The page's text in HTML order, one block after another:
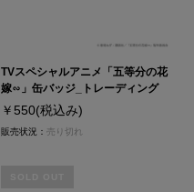
TVスペシャルアニメ「五等分の花
嫁∽」缶バッジ_トレーディング
￥550(税込み)
販売状況：売り切れ